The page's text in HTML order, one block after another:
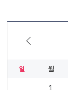
일 월
1